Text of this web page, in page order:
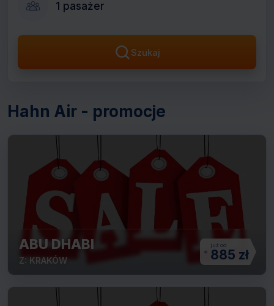
1 pasażer
Szukaj
Hahn Air - promocje
ABU DHABI
Z: KRAKÓW 885 zł